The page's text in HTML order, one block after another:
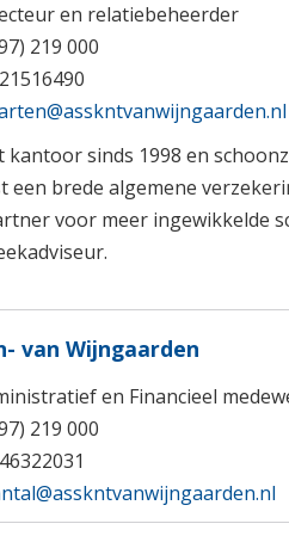
en relatiebeheerder
219 000
sinds 1998 en
een brede algemene
voor meer ingewikkelde
van Wijngaarden
en Financieel
219 000